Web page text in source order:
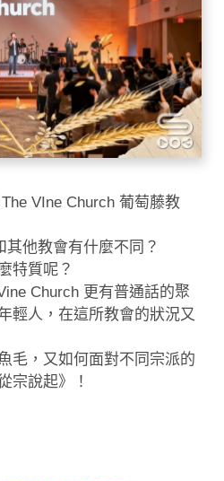
VIne Church 葡萄藤教
其他教會有什麼不同？
特質呢？
Church 更有普通話的聚
輕人，在這所教會的狀況又
毛，又如何面對不同宗派的
宗說起》！